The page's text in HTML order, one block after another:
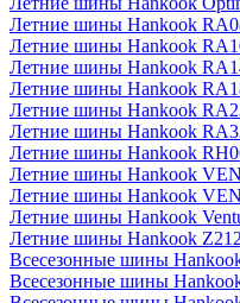
Летние шины Hankook
Летние шины Hankook
Летние шины Hankook
Летние шины Hankook
Летние шины Hankook
Летние шины Hankook
Летние шины Hankook
Летние шины Hankook
Летние шины Hankook
Летние шины Hankook
Летние шины Hankook Z212
Всесезонные шины
Всесезонные шины